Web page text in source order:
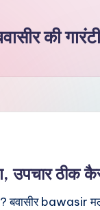
की गारंटी
उपचार ठीक
बवासीर bawasir